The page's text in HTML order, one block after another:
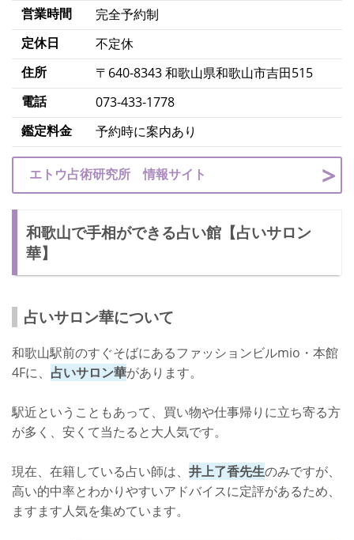
営業時間
完全予約制
定休日
不定休
住所
〒640-8343 和歌山県和歌山市吉田515
電話
073-433-1778
鑑定料金
予約時に案内あり
エトウ占術研究所 情報サイト
和歌山で手相ができる占い館【占いサロン
華】
占いサロン華について
和歌山駅前のすぐそばにあるファッションビルmio・本館
4Fに、 占いサロン華があります。
駅近ということもあって、買い物や仕事帰りに立ち寄る方
が多く、安くて当たると大人気です。
現在、在籍している占い師は、 井上了香先生のみですが、
高い的中率とわかりやすいアドバイスに定評があるため、
ますます人気を集めています。